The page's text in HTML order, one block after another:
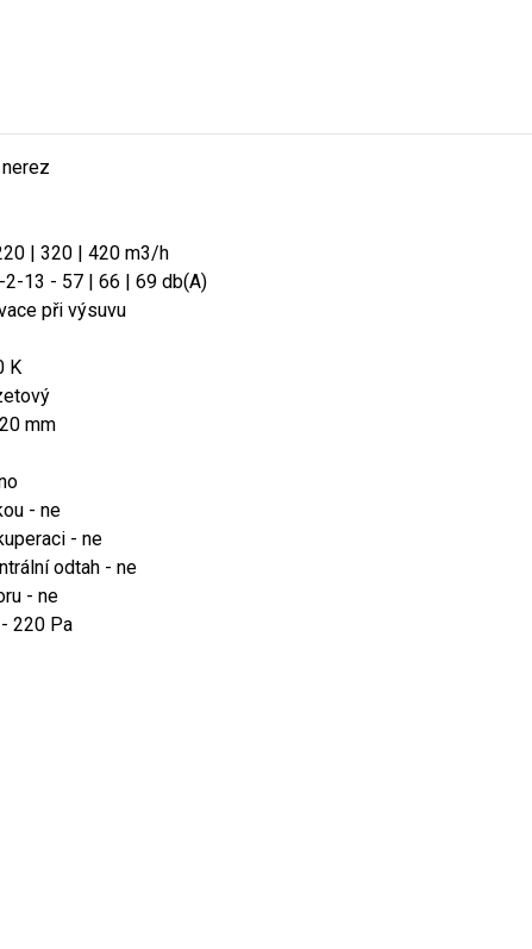
| 320 | 420 m3/h
13 - 57 | 66 | 69 db(A)
při výsuvu
K
mm
- ne
- ne
odtah - ne
- ne
220 Pa